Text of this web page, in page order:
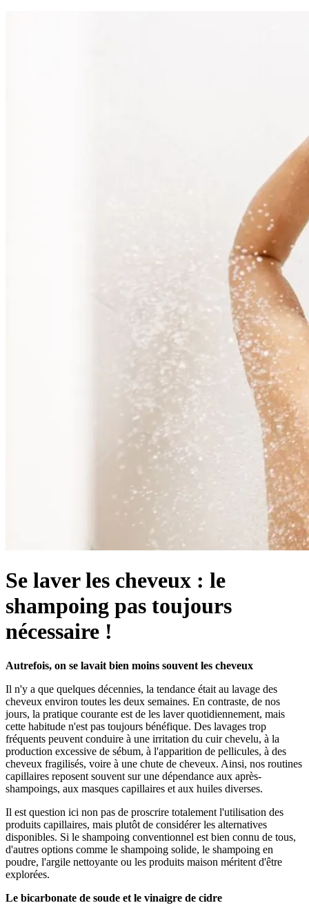
Se laver les cheveux : le
shampoing pas toujours
nécessaire !
Autrefois, on se lavait bien moins souvent les cheveux
Il n'y a que quelques décennies, la tendance était au lavage des
cheveux environ toutes les deux semaines. En contraste, de nos
jours, la pratique courante est de les laver quotidiennement, mais
cette habitude n'est pas toujours bénéfique. Des lavages trop
fréquents peuvent conduire à une irritation du cuir chevelu, à la
production excessive de sébum, à l'apparition de pellicules, à des
cheveux fragilisés, voire à une chute de cheveux. Ainsi, nos routines
capillaires reposent souvent sur une dépendance aux après-
shampoings, aux masques capillaires et aux huiles diverses.
Il est question ici non pas de proscrire totalement l'utilisation des
produits capillaires, mais plutôt de considérer les alternatives
disponibles. Si le shampoing conventionnel est bien connu de tous,
d'autres options comme le shampoing solide, le shampoing en
poudre, l'argile nettoyante ou les produits maison méritent d'être
explorées.
Le bicarbonate de soude et le vinaigre de cidre